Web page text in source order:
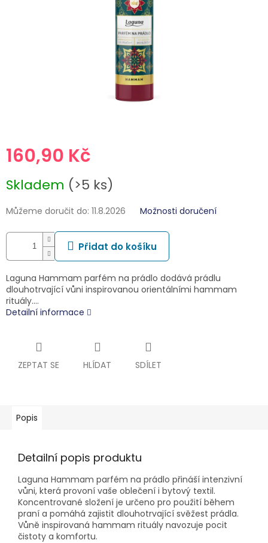
160,90 Kč
cena:
Skladem (>5 ks)
Můžeme doručit do: 11.8.2026 Možnosti doručení
Přidat do košíku
Laguna Hammam parfém na prádlo dodává prádlu
dlouhotrvající vůni inspirovanou orientálními hammam
rituály.…
Detailní informace
ZEPTAT SE HLÍDAT SDÍLET
Popis
Detailní popis produktu
Laguna Hammam parfém na prádlo přináší intenzivní
vůni, která provoní vaše oblečení i bytový textil.
Koncentrované složení je určeno pro použití během
praní a pomáhá zajistit dlouhotrvající svěžest prádla.
Vůně inspirovaná hammam rituály navozuje pocit
čistoty a komfortu.